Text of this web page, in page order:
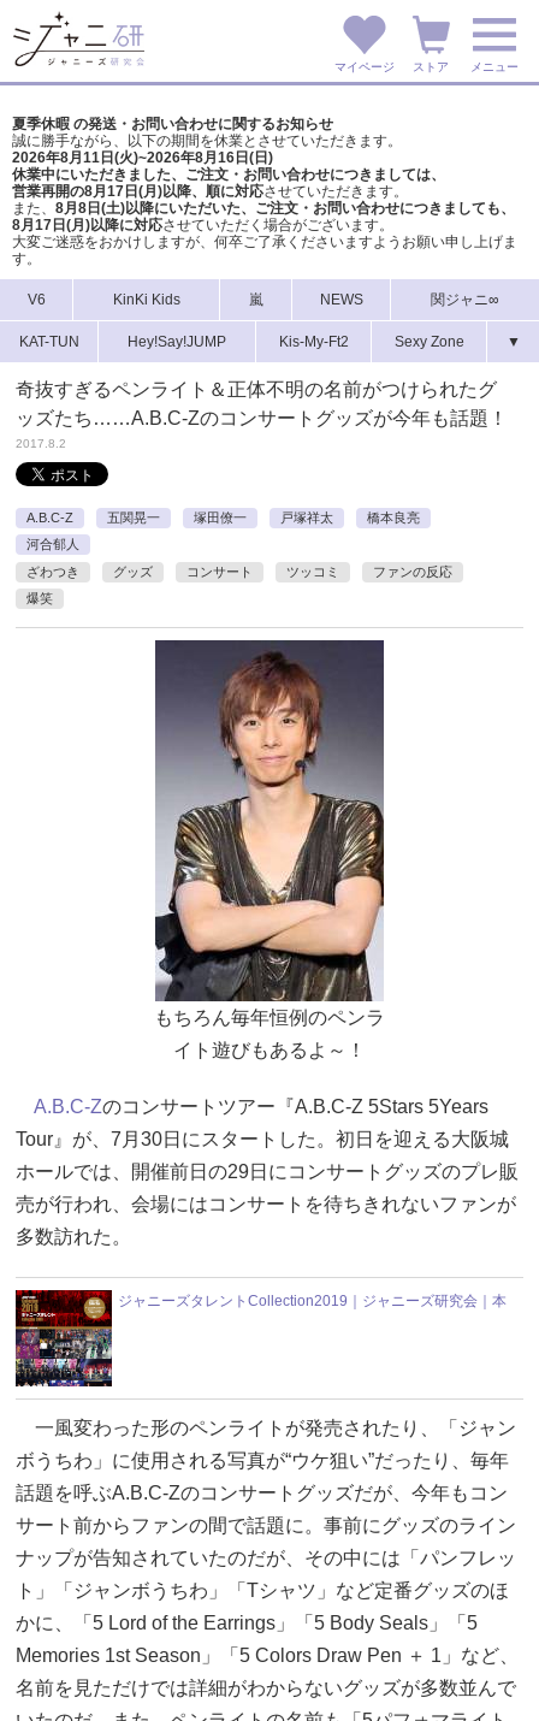
マイページ ストア メニュー
夏季休暇 の発送・お問い合わせに関するお知らせ
誠に勝手ながら、以下の期間を休業とさせていただきます。
2026年8月11日(火)~2026年8月16日(日)
休業中にいただきました、ご注文・お問い合わせにつきましては、
営業再開の8月17日(月)以降、順に対応させていただきます。
また、 8月8日(土)以降にいただいた、ご注文・ お問い合わせにつきましても、
8月17日(月)以降に対応させていただく場合がございます。
大変ご迷惑をおかけしますが、 何卒ご了承くださいますようお願い申し上げま
す。
V6 KinKi Kids 嵐 NEWS 関ジャニ∞
KAT-TUN Hey!Say!JUMP Kis-My-Ft2 Sexy Zone ▼
奇抜すぎるペンライト＆正体不明の名前がつけられたグ
ッズたち……A.B.C-Zのコンサートグッズが今年も話題！
2017.8.2
A.B.C-Z 五関晃一 塚田僚一 戸塚祥太
橋本良亮
河合郁人
ざわつき
グッズ コンサート ツッコミ
ファンの反応
爆笑
もちろん毎年恒例のペンラ
イト遊びもあるよ～！
A.B.C-Zのコンサートツアー『A.B.C-Z 5Stars 5Years
Tour』が、7月30日にスタートした。初日を迎える大阪城
ホールでは、開催前日の29日にコンサートグッズのプレ販
売が行われ、会場にはコンサートを待ちきれないファンが
多数訪れた。
ジャニーズタレントCollection2019｜ジャニーズ研究会｜本
一風変わった形のペンライトが発売されたり、「ジャン
ボうちわ」に使用される写真が“ウケ狙い”だったり、毎年
話題を呼ぶA.B.C-Zのコンサートグッズだが、今年もコン
サート前からファンの間で話題に。事前にグッズのライン
ナップが告知されていたのだが、その中には「パンフレッ
ト」「ジャンボうちわ」「Tシャツ」など定番グッズのほ
かに、「5 Lord of the Earrings」「5 Body Seals」「5
Memories 1st Season」「5 Colors Draw Pen ＋ 1」など、
名前を見ただけでは詳細がわからないグッズが多数並んで